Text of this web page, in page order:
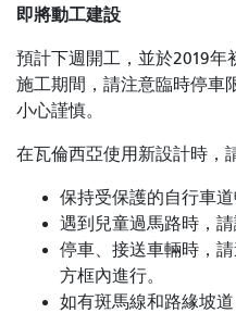
即將動工建設
預計下週開工，並於2019年
施工期間，請注意臨時停車
小心謹慎。
在瓦倫西亞使用新設計時，
保持受保護的自行車道
遇到兒童過馬路時，請
停車、接送車輛時，
方框內進行。
如有斑馬線和路緣坡道